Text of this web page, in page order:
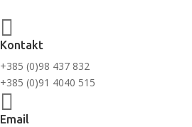

Kontakt
+385 (0)98 437 832
+385 (0)91 4040 515

Email